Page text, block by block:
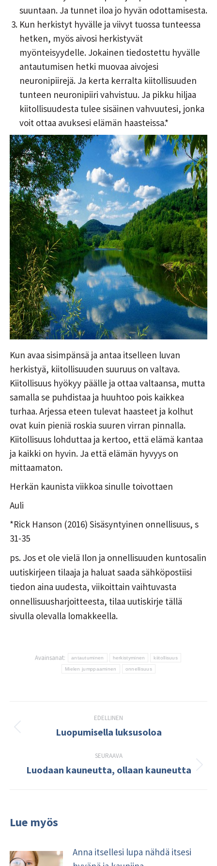
suuntaan. Ja tunnet iloa jo hyvän odottamisesta.
Kun herkistyt hyvälle ja viivyt tuossa tunteessa
hetken, myös aivosi herkistyvät
myönteisyydelle. Jokainen tiedostettu hyvälle
antautumisen hetki muovaa aivojesi
neuronipiirejä. Ja kerta kerralta kiitollisuuden
tunteen neuronipiiri vahvistuu. Ja pikku hiljaa
kiitollisuudesta tulee sisäinen vahvuutesi, jonka
voit ottaa avuksesi elämän haasteissa.*
Kun avaa sisimpänsä ja antaa itselleen luvan
herkistyä, kiitollisuuden suuruus on valtava.
Kiitollisuus hyökyy päälle ja ottaa valtaansa, mutta
samalla se puhdistaa ja huuhtoo pois kaikkea
turhaa. Arjessa eteen tulevat haasteet ja kolhut
ovat kuin pieniä roskia suuren virran pinnalla.
Kiitollisuus lohduttaa ja kertoo, että elämä kantaa
ja kaikki on hyvin. Ja että elämän hyvyys on
mittaamaton.
Herkän kaunista viikkoa sinulle toivottaen
Auli
*Rick Hanson (2016) Sisäsyntyinen onnellisuus, s
31-35
ps. Jos et ole vielä Ilon ja onnellisuuden kuntosalin
uutiskirjeen tilaaja ja haluat saada sähköpostiisi
tiedon aina uudesta, viikoittain vaihtuvasta
onnellisuusharjoitteesta, tilaa uutiskirje tällä
sivulla olevalla lomakkeella.
Avainsanat: antautuminen herkistyminen kiitollisuus
Mielen jumppaaminen onnellisuus
navigation
EDELLINEN
Edellinen
Luopumisella luksusoloa
SEURAAVA
Seuraava
Luodaan kauneutta, ollaan kauneutta
Lue myös
Anna itsellesi lupa nähdä itsesi